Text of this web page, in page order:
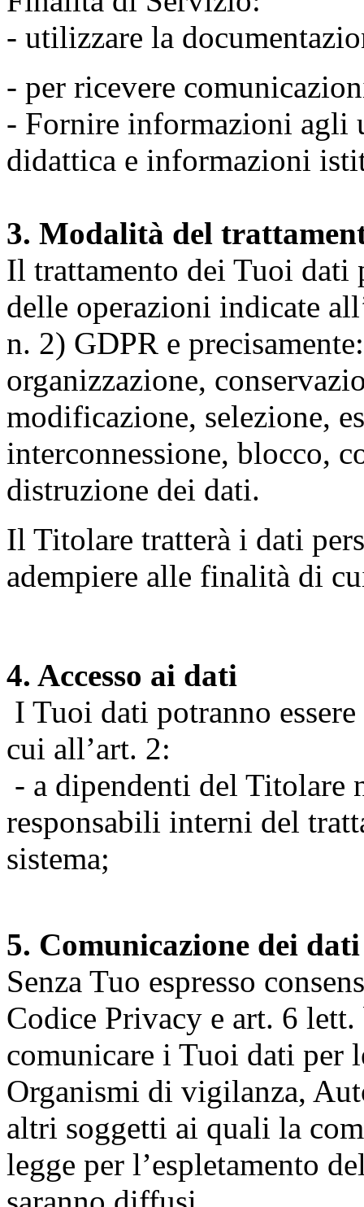
- utilizzare la
- per ricevere
- Fornire informazioni agli
didattica e informazioni
3. Modalità del
Il trattamento dei Tuoi dati
delle operazioni indicate
n. 2) GDPR e
organizzazione,
modificazione, selezione,
interconnessione, blocco,
distruzione dei dati.
Il Titolare tratterà i dati
adempiere alle finalità di
4. Accesso ai dati
I Tuoi dati potranno
cui all’art. 2:
- a dipendenti del Titolare
responsabili interni del
sistema;
5. Comunicazione dei dati
Senza Tuo espresso
Codice Privacy e art. 6
comunicare i Tuoi dati per
Organismi di vigilanza,
altri soggetti ai quali la
legge per l’espletamento